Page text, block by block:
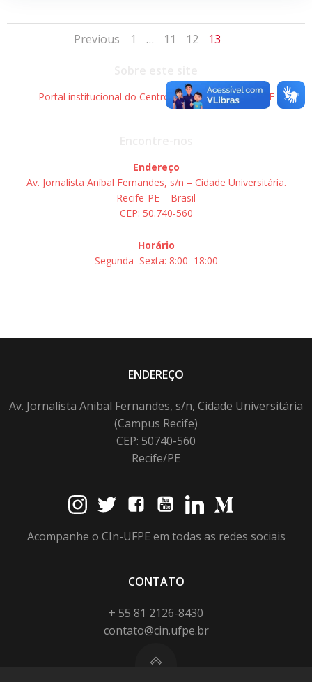
Posts
navigation
Previous
Posts
navigation
Page
1 … Page
11 Page
12 Page
13
Portal institucional do Centro de Informática – UFPE
Endereço
Av. Jornalista Aníbal Fernandes, s/n – Cidade Universitária.
Recife-PE – Brasil
CEP: 50.740-560
Horário
Segunda–Sexta: 8:00–18:00
ENDEREÇO
Av. Jornalista Anibal Fernandes, s/n, Cidade Universitária
(Campus Recife)
CEP: 50740-560
Recife/PE
Acompanhe o CIn-UFPE em todas as redes sociais
CONTATO
+ 55 81 2126-8430
contato@cin.ufpe.br